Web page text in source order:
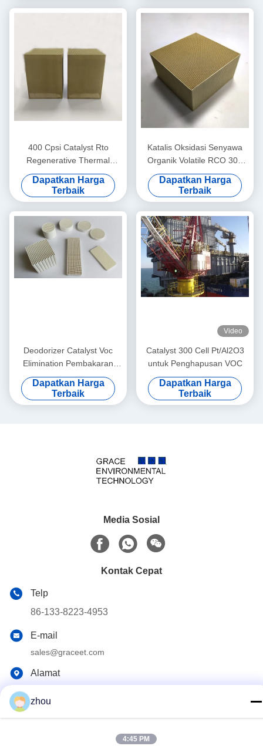
400 Cpsi Catalyst Rto
Regenerative Thermal
Oxidizer Perawatan
Pembakaran Aliran Kecil
Dapatkan Harga
Terbaik
Katalis Oksidasi Senyawa
Organik Volatile RCO 300
Cpsi Hapus Gas Limbah
Industri
Dapatkan Harga
Terbaik
Deodorizer Catalyst Voc
Elimination Pembakaran
Metode Oksidasi Katalitik
Dapatkan Harga
Terbaik
Video
Catalyst 300 Cell Pt/Al2O3
untuk Penghapusan VOC
Dapatkan Harga
Terbaik
Media Sosial
Kontak Cepat
Telp
86-133-8223-4953
E-mail
sales@graceet.com
Alamat
Provinsi Jiangsu, Cina
Kebijakan Privasi|Sitemap
zhou
4:45 PM